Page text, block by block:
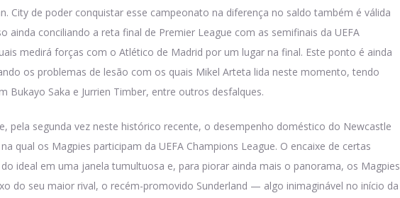
City de poder conquistar esse campeonato na diferença no saldo também é válida
ainda conciliando a reta final de Premier League com as semifinais da UEFA
medirá forças com o Atlético de Madrid por um lugar na final. Este ponto é ainda
os problemas de lesão com os quais Mikel Arteta lida neste momento, tendo
Bukayo Saka e Jurrien Timber, entre outros desfalques.
pela segunda vez neste histórico recente, o desempenho doméstico do Newcastle
qual os Magpies participam da UEFA Champions League. O encaixe de certas
ideal em uma janela tumultuosa e, para piorar ainda mais o panorama, os Magpies
do seu maior rival, o recém-promovido Sunderland — algo inimaginável no início da